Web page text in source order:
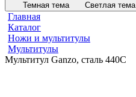
Темная тема Светлая тема
Главная
Каталог
Ножи и мультитулы
Мультитулы
Мультитул Ganzo, сталь 440С